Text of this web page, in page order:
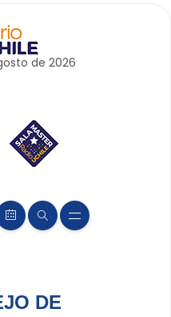
de 2026
DE